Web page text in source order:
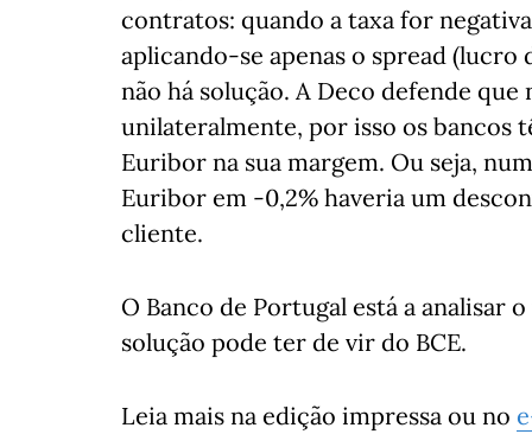
contratos: quando a taxa for
aplicando-se apenas o spread
não há solução. A Deco defende
unilateralmente, por isso os bancos
Euribor na sua margem. Ou seja,
Euribor em -0,2% haveria um
cliente.
O Banco de Portugal está a analisar
solução pode ter de vir do BCE.
Leia mais na edição impressa ou no